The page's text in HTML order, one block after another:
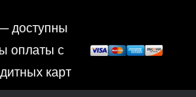
доступны
оплаты с
карт